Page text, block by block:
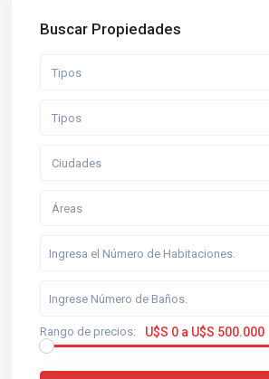
Buscar Propiedades
Tipos
Tipos
Ciudades
Áreas
Rango de precios: U$S 0 a U$S 500.000